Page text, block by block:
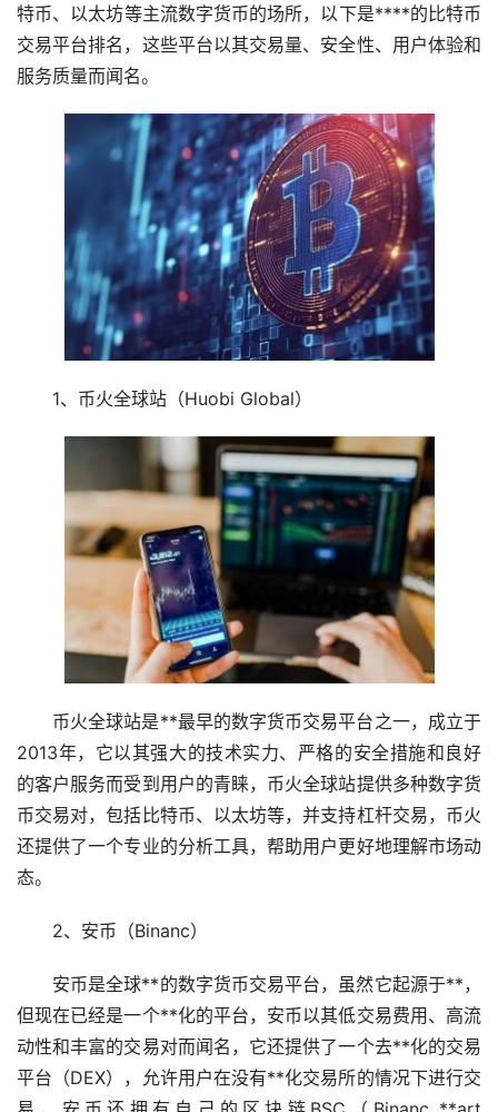
特币、以太坊等主流数字货币的场所，以下是****的比特币
交易平台排名，这些平台以其交易量、安全性、用户体验和
服务质量而闻名。
1、币火全球站（Huobi Global）
币火全球站是**最早的数字货币交易平台之一，成立于
2013年，它以其强大的技术实力、严格的安全措施和良好
的客户服务而受到用户的青睐，币火全球站提供多种数字货
币交易对，包括比特币、以太坊等，并支持杠杆交易，币火
还提供了一个专业的分析工具，帮助用户更好地理解市场动
态。
2、安币（Binanc）
安币是全球**的数字货币交易平台，虽然它起源于**，
但现在已经是一个**化的平台，安币以其低交易费用、高流
动性和丰富的交易对而闻名，它还提供了一个去**化的交易
平台（DEX），允许用户在没有**化交易所的情况下进行交